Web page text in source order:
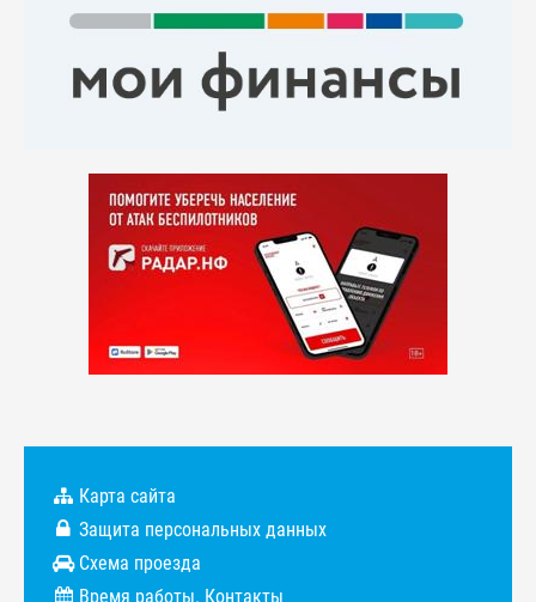
Карта сайта
Защита персональных данных
Схема проезда
Время работы. Контакты